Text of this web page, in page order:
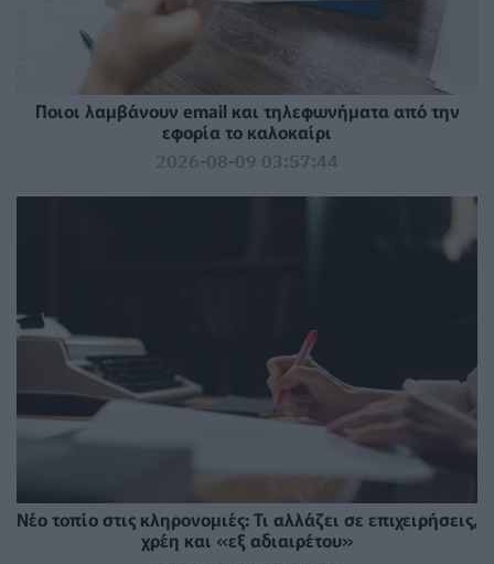
Ποιοι λαμβάνουν email και τηλεφωνήματα από την
εφορία το καλοκαίρι
2026-08-09 03:57:44
Νέο τοπίο στις κληρονομιές: Τι αλλάζει σε επιχειρήσεις,
χρέη και «εξ αδιαιρέτου»